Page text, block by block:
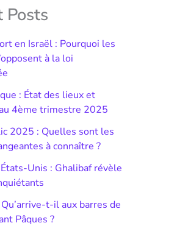
Posts
en Israël : Pourquoi les
à la loi
: État des lieux et
4ème trimestre 2025
2025 : Quelles sont les
à connaître ?
Unis : Ghalibaf révèle
t-il aux barres de
Pâques ?